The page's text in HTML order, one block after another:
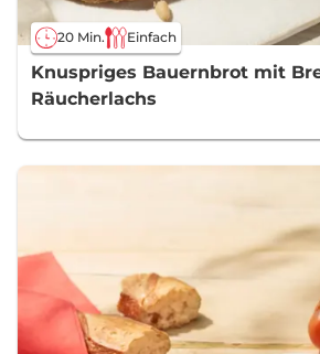
20 Min. Einfach
Knuspriges Bauernbrot mit
Räucherlachs